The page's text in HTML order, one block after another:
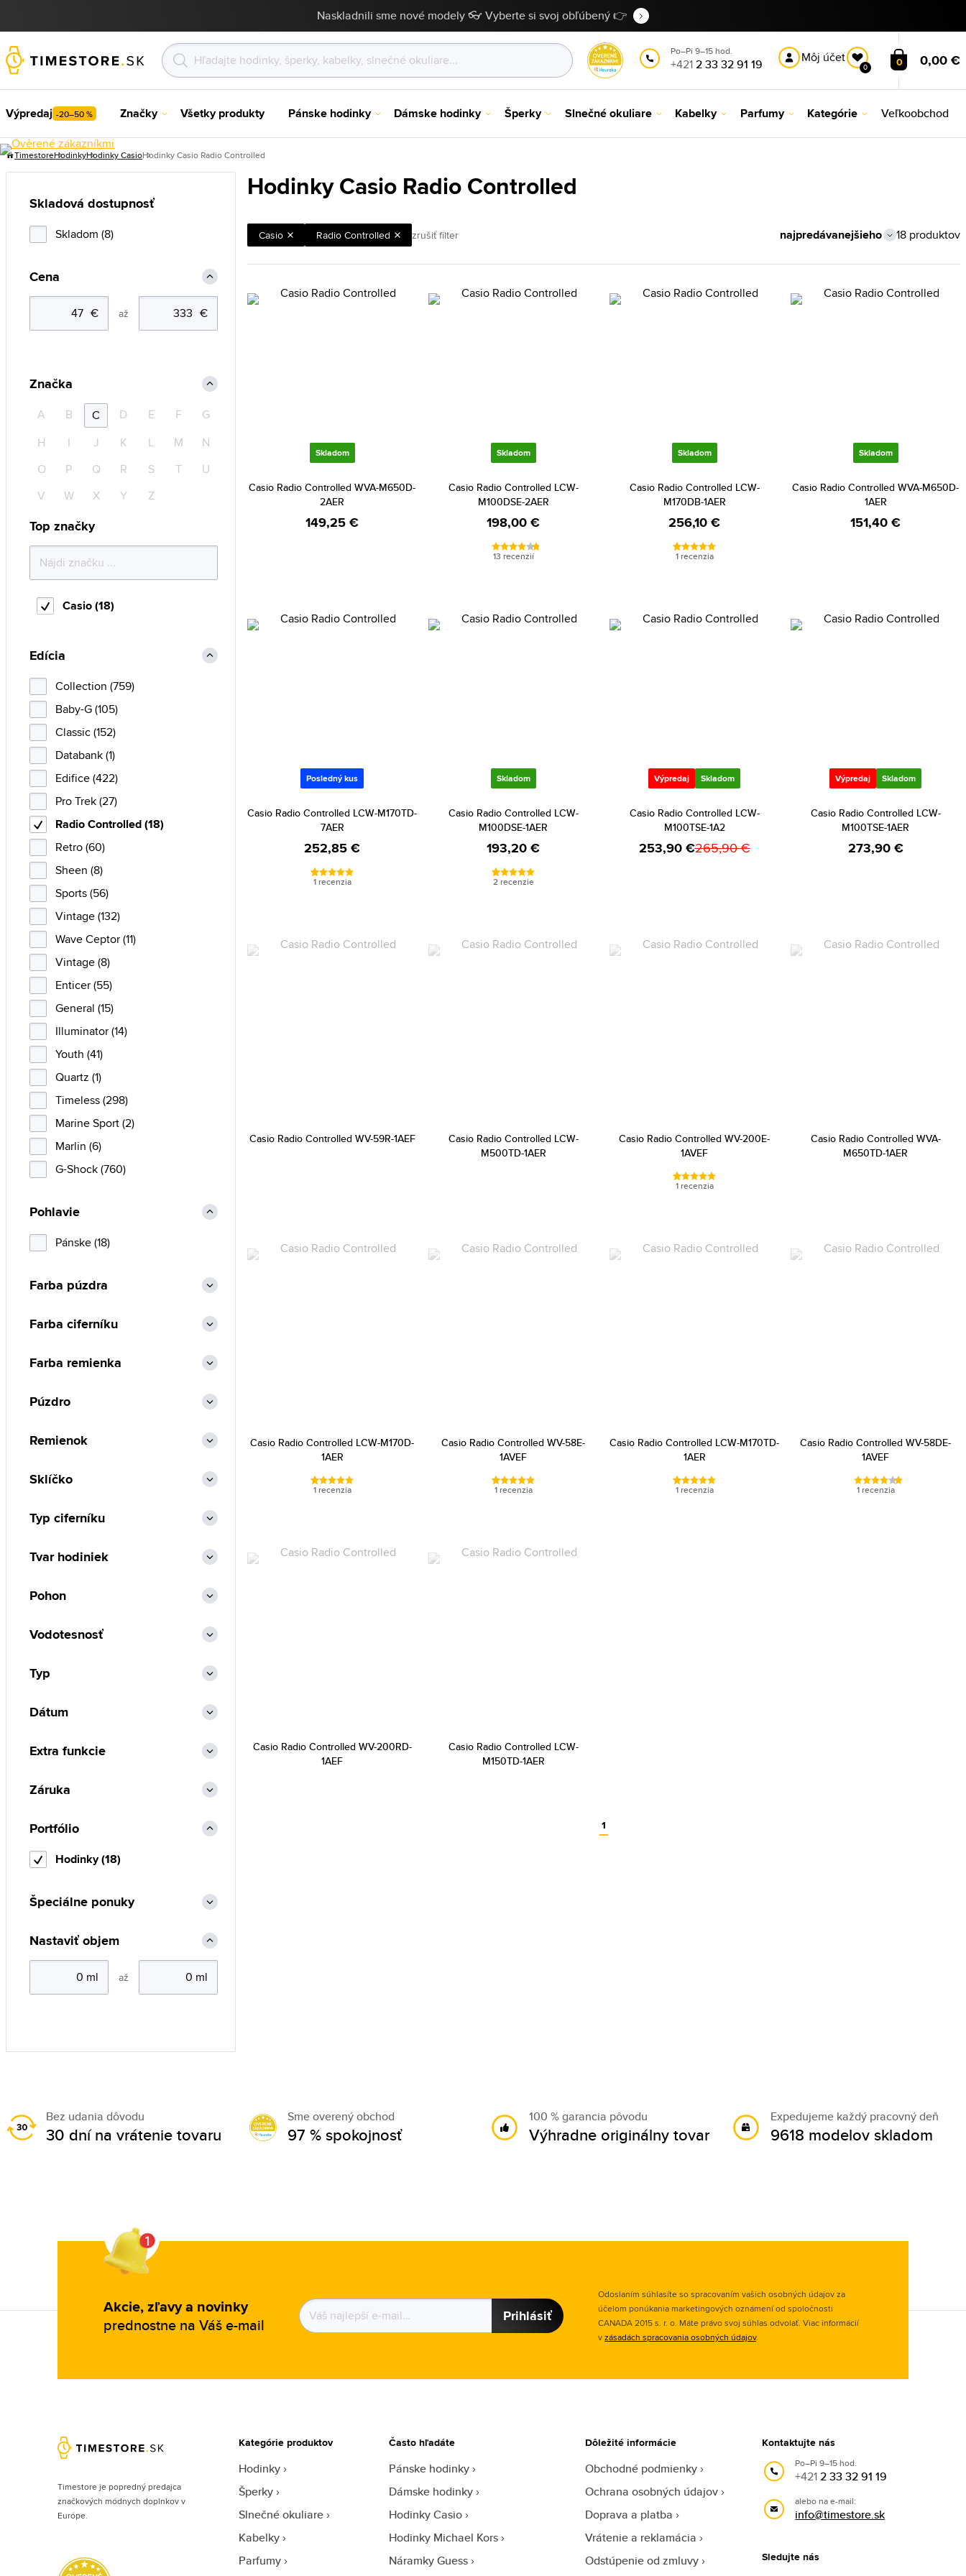
Naskladnili sme nové modely 👓 Vyberte si svoj obľúbený 👉
Po–Pi 9–15 hod.
+4212 33 32 91 19 Môj účet
0 0 0,00 €
Výpredaj -20–50 % Značky Všetky produkty Pánske hodinky Dámske hodinky Šperky Slnečné okuliare Kabelky Parfumy Kategórie Veľkoobchod
TimestoreHodinkyHodinky CasioHodinky Casio Radio Controlled
Hodinky Casio Radio Controlled
Casio Radio Controlled zrušiť filter 18 produktov
Skladom
Casio Radio Controlled WVA-M650D-
2AER
149,25 €
Skladom
Casio Radio Controlled LCW-
M100DSE-2AER
198,00 €
13 recenzií
Skladom
Casio Radio Controlled LCW-
M170DB-1AER
256,10 €
1 recenzia
Skladom
Casio Radio Controlled WVA-M650D-
1AER
151,40 €
Posledný kus
Casio Radio Controlled LCW-M170TD-
7AER
252,85 €
1 recenzia
Skladom
Casio Radio Controlled LCW-
M100DSE-1AER
193,20 €
2 recenzie
Výpredaj Skladom
Casio Radio Controlled LCW-
M100TSE-1A2
253,90 €265,90 €
Výpredaj Skladom
Casio Radio Controlled LCW-
M100TSE-1AER
273,90 €
Casio Radio Controlled WV-59R-1AEF
Casio Radio Controlled LCW-
M500TD-1AER
Casio Radio Controlled WV-200E-
1AVEF
1 recenzia
Casio Radio Controlled WVA-
M650TD-1AER
Casio Radio Controlled LCW-M170D-
1AER
1 recenzia
Casio Radio Controlled WV-58E-
1AVEF
1 recenzia
Casio Radio Controlled LCW-M170TD-
1AER
1 recenzia
Casio Radio Controlled WV-58DE-
1AVEF
1 recenzia
Casio Radio Controlled WV-200RD-
1AEF
Casio Radio Controlled LCW-
M150TD-1AER
1
Skladová dostupnosť
Skladom (8)
Cena
až
Značka
A B C D E F
G
H
I J K L M
N
O
P Q R S T
U
V
W X Y Z
Top značky
Casio (18)
Edícia
Collection (759)
Baby-G (105)
Classic (152)
Databank (1)
Edifice (422)
Pro Trek (27)
Radio Controlled (18)
Retro (60)
Sheen (8)
Sports (56)
Vintage (132)
Wave Ceptor (11)
Vintage (8)
Enticer (55)
General (15)
Illuminator (14)
Youth (41)
Quartz (1)
Timeless (298)
Marine Sport (2)
Marlin (6)
G-Shock (760)
Pohlavie
Pánske (18)
Farba púzdra
Farba ciferníku
Farba remienka
Púzdro
Remienok
Sklíčko
Typ ciferníku
Tvar hodiniek
Pohon
Vodotesnosť
Typ
Dátum
Extra funkcie
Záruka
Portfólio
Hodinky (18)
Špeciálne ponuky
Nastaviť objem
až
Bez udania dôvodu
30 dní na vrátenie tovaru
Sme overený obchod
97 % spokojnosť
100 % garancia pôvodu
Výhradne originálny tovar
Expedujeme každý pracovný deň
9618 modelov skladom
Akcie, zľavy a novinky
prednostne na Váš e-mail Prihlásiť
Odoslaním súhlasíte so spracovaním vašich osobných údajov za
účelom ponúkania marketingových oznámení od spoločnosti
CANADA 2015 s. r. o. Máte právo svoj súhlas odvolať. Viac informácií
vzásadách spracovania osobných údajov.
Timestore je popredný predajca
značkových módnych doplnkov v
Európe.
Kategórie produktov
Hodinky
Šperky
Slnečné okuliare
Kabelky
Parfumy
Často hľadáte
Pánske hodinky
Dámske hodinky
Hodinky Casio
Hodinky Michael Kors
Náramky Guess
Dôležité informácie
Obchodné podmienky
Ochrana osobných údajov
Doprava a platba
Vrátenie a reklamácia
Odstúpenie od zmluvy
Kontaktujte nás
Po–Pi 9–15 hod.
+4212 33 32 91 19
alebo na e-mail:
info@timestore.sk
Sledujte nás